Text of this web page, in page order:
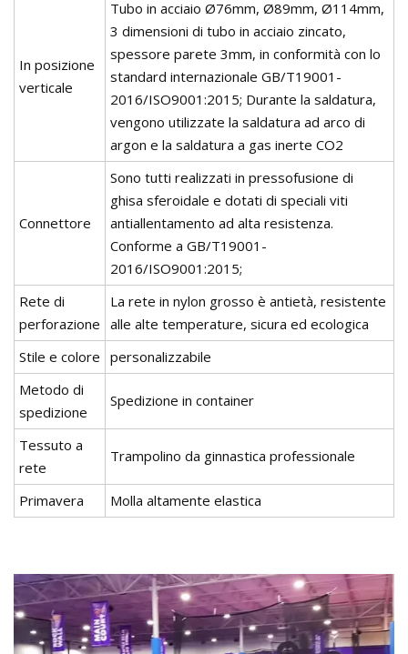
In posizione
verticale
Tubo in acciaio Ø76mm, Ø89mm, Ø114mm,
3 dimensioni di tubo in acciaio zincato,
spessore parete 3mm, in conformità con lo
standard internazionale GB/T19001-
2016/ISO9001:2015; Durante la saldatura,
vengono utilizzate la saldatura ad arco di
argon e la saldatura a gas inerte CO2
Connettore
Sono tutti realizzati in pressofusione di
ghisa sferoidale e dotati di speciali viti
antiallentamento ad alta resistenza.
Conforme a GB/T19001-
2016/ISO9001:2015;
Rete di
perforazione
La rete in nylon grosso è antietà, resistente
alle alte temperature, sicura ed ecologica
Stile e colore personalizzabile
Metodo di
spedizione
Spedizione in container
Tessuto a
rete
Trampolino da ginnastica professionale
Primavera Molla altamente elastica